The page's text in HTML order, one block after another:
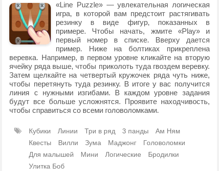
«Line Puzzle» — увлекательная логическая
игра, в которой вам предстоит растягивать
резинку в виде фигур, показанных в
примере. Чтобы начать, жмите «Play» и
первый номер в списке. Вверху дается
пример. Ниже на болтиках прикреплена
веревка. Например, в первом уровне кликайте на вторую
ячейку ряда выше, чтобы приколоть туда гвоздем веревку.
Затем щелкайте на четвертый кружочек ряда чуть ниже,
чтобы перетянуть туда резинку. В итоге у вас получится
линия с нужными изгибами. В каждом уровне задания
будут все больше усложнятся. Проявите находчивость,
чтобы справиться со всеми головоломками.
Кубики Линии Три в ряд 3 панды
Ам Ням
Квесты
Вилли Зума Маджонг
Головоломки
Для малышей
Мини Логические
Бродилки
Улитка Боб